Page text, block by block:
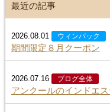
最近の記事
2026.08.01 ウィンバック
期間限定８月クーポン
2026.07.16 ブログ全体
アンクールのインドエ